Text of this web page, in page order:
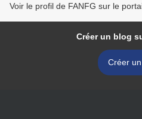
Voir le profil de FANFG sur le
Créer un blog
Créer